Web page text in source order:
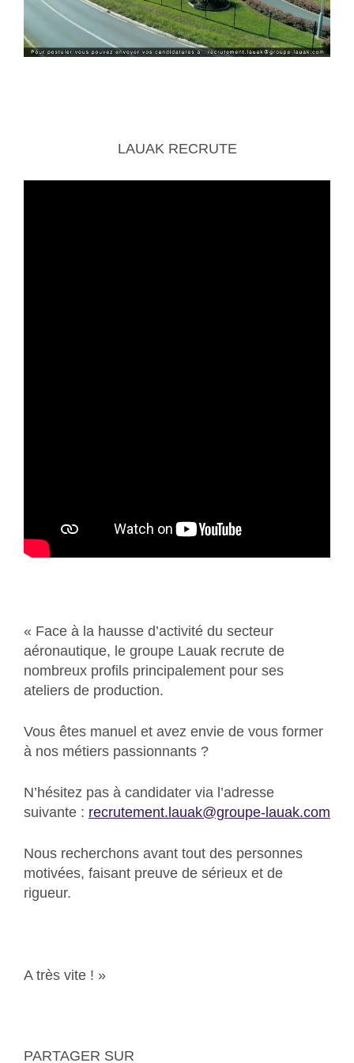
LAUAK RECRUTE
« Face à la hausse d’activité du secteur
aéronautique, le groupe Lauak recrute de
nombreux profils principalement pour ses
ateliers de production.
Vous êtes manuel et avez envie de vous former
à nos métiers passionnants ?
N’hésitez pas à candidater via l’adresse
suivante : recrutement.lauak@groupe-lauak.com
Nous recherchons avant tout des personnes
motivées, faisant preuve de sérieux et de
rigueur.
A très vite ! »
PARTAGER SUR